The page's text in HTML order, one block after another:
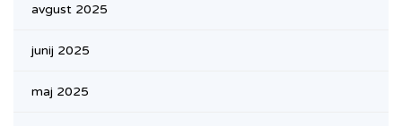
avgust 2025
junij 2025
maj 2025